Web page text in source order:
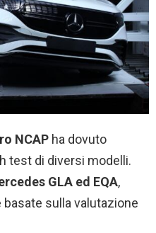
NCAP ha dovuto
test di diversi modelli.
GLA ed EQA,
sulla valutazione